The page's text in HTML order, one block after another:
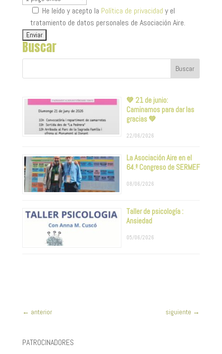
He leído y acepto la Política de privacidad y el
tratamiento de datos personales de Asociación Aire.
Buscar
💚 21 de junio:
Caminamos para dar las
gracias 💚
22/06/2026
La Asociación Aire en el
64.º Congreso de SERMEF
08/06/2026
Taller de psicología :
Ansiedad
05/06/2026
← anterior siguiente →
PATROCINADORES